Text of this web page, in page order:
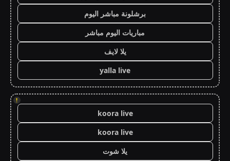
برشلونة مباشر اليوم
مباريات اليوم مباشر
يلا لايف
yalla live
!
koora live
koora live
يلا شوت